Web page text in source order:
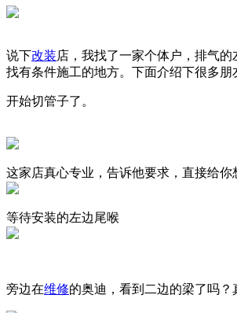
说下改装店，我找了一家个体户，排气
找有条件施工的地方。下面介绍下很多朋
开始切管子了。
这家店真心专业，告诉他要求，直接给你
等待安装的左边尾喉
旁边在维修的奥迪，看到二边的梁了吗？